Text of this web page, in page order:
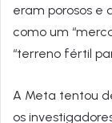
eram porosos e
como um
“terreno fértil
A Meta tentou
os